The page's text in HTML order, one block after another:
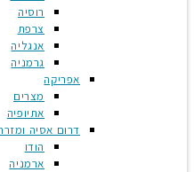
רוסיה
צרפת
אנגליה
גרמניה
אפריקה
מצרים
אתיופיה
דרום אסיה ומזרח תיכון
הודו
ארמניה